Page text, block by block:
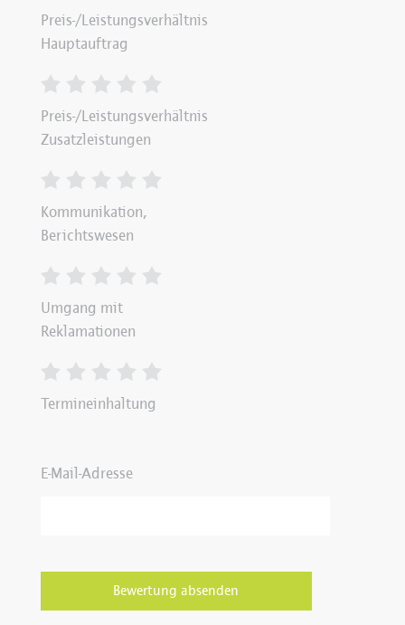
Preis-/Leistungsverhältnis
Hauptauftrag
Preis-/Leistungsverhältnis
Zusatzleistungen
Kommunikation,
Berichtswesen
Umgang mit
Reklamationen
Termineinhaltung
E-Mail-Adresse